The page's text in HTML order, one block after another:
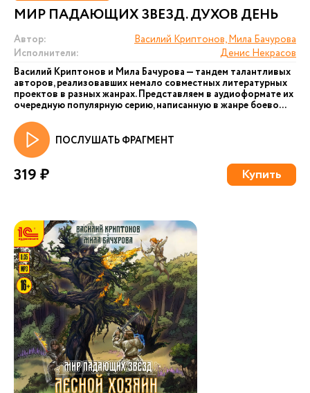
МИР ПАДАЮЩИХ ЗВЕЗД. ДУХОВ ДЕНЬ
Автор:
Василий Криптонов, Мила Бачурова
Исполнители:
Денис Некрасов
Василий Криптонов и Мила Бачурова — тандем талантливых
авторов, реализовавших немало совместных литературных
проектов в разных жанрах. Представляем в аудиоформате их
очередную популярную серию, написанную в жанре боево...
ПОСЛУШАТЬ ФРАГМЕНТ
319 ₽ Купить